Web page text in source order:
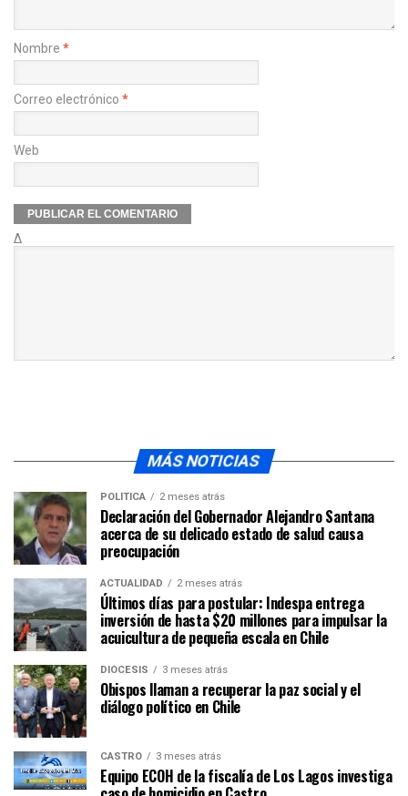
Nombre *
Correo electrónico *
Web
Δ
MÁS NOTICIAS
POLÍTICA 2 meses atrás
Declaración del Gobernador Alejandro Santana
acerca de su delicado estado de salud causa
preocupación
ACTUALIDAD 2 meses atrás
Últimos días para postular: Indespa entrega
inversión de hasta $20 millones para impulsar la
acuicultura de pequeña escala en Chile
DIÓCESIS 3 meses atrás
Obispos llaman a recuperar la paz social y el
diálogo político en Chile
CASTRO 3 meses atrás
Equipo ECOH de la fiscalía de Los Lagos investiga